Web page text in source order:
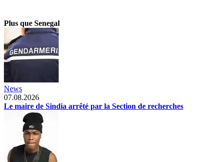
Plus que Senegal
News
07.08.2026
Le maire de Sindia arrêté par la Section de recherches